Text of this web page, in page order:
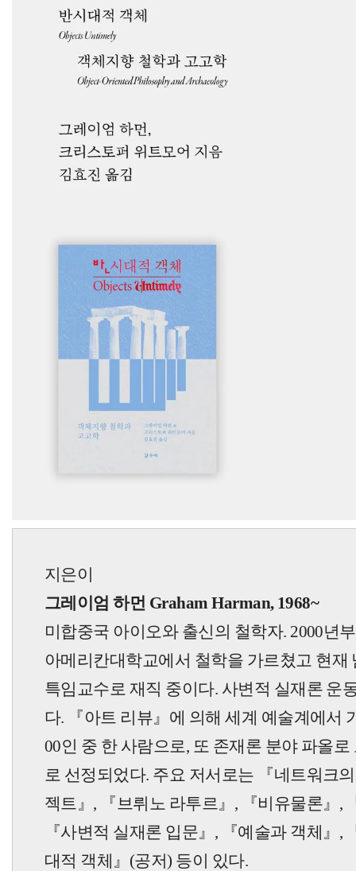
지은이
그레이엄 하먼 Graham Harman, 1968~
미합중국 아이오와 출신의 철학자. 2000년
아메리칸대학교에서 철학을 가르쳤고 현재
특임교수로 재직 중이다. 사변적 실재론 운
다.
『아트 리뷰』 에 의해 세계 예술계에서
00인 중 한 사람으로, 또 존재론 분야 파올
로 선정되었다. 주요 저서로는
『네트워크
젝트』 , 『브뤼노 라투르』 , 『비유물론』 ,
『사변적 실재론 입문』 , 『예술과 객체』 ,
대적 객체』 (공저) 등이 있다.